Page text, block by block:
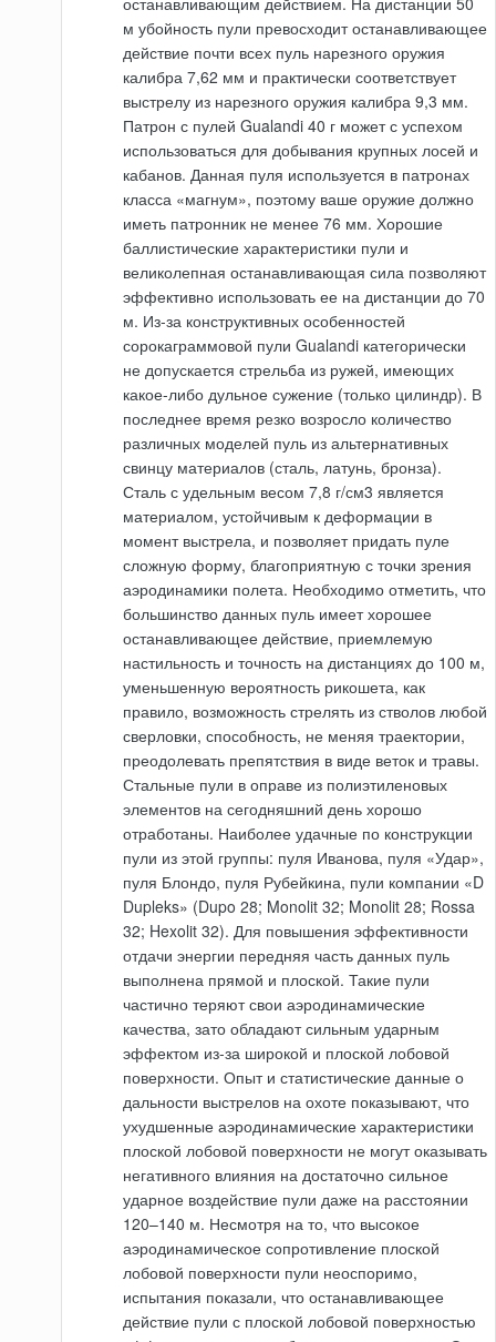
м убойность пули превосходит останавливающее
действие почти всех пуль нарезного оружия
калибра 7,62 мм и практически соответствует
выстрелу из нарезного оружия калибра 9,3 мм.
Патрон с пулей Gualandi 40 г может с успехом
использоваться для добывания крупных лосей и
кабанов. Данная пуля используется в патронах
класса «магнум», поэтому ваше оружие должно
иметь патронник не менее 76 мм. Хорошие
баллистические характеристики пули и
великолепная останавливающая сила позволяют
эффективно использовать ее на дистанции до 70
м. Из-за конструктивных особенностей
сорокаграммовой пули Gualandi категорически
не допускается стрельба из ружей, имеющих
какое-либо дульное сужение (только цилиндр). В
последнее время резко возросло количество
различных моделей пуль из альтернативных
свинцу материалов (сталь, латунь, бронза).
Сталь с удельным весом 7,8 г/см3 является
материалом, устойчивым к деформации в
момент выстрела, и позволяет придать пуле
сложную форму, благоприятную с точки зрения
аэродинамики полета. Необходимо отметить, что
большинство данных пуль имеет хорошее
останавливающее действие, приемлемую
настильность и точность на дистанциях до 100 м,
уменьшенную вероятность рикошета, как
правило, возможность стрелять из стволов любой
сверловки, способность, не меняя траектории,
преодолевать препятствия в виде веток и травы.
Стальные пули в оправе из полиэтиленовых
элементов на сегодняшний день хорошо
отработаны. Наиболее удачные по конструкции
пули из этой группы: пуля Иванова, пуля «Удар»,
пуля Блондо, пуля Рубейкина, пули компании «D
Dupleks» (Dupo 28; Monolit 32; Monolit 28; Rossa
32; Hexolit 32). Для повышения эффективности
отдачи энергии передняя часть данных пуль
выполнена прямой и плоской. Такие пули
частично теряют свои аэродинамические
качества, зато обладают сильным ударным
эффектом из-за широкой и плоской лобовой
поверхности. Опыт и статистические данные о
дальности выстрелов на охоте показывают, что
ухудшенные аэродинамические характеристики
плоской лобовой поверхности не могут оказывать
негативного влияния на достаточно сильное
ударное воздействие пули даже на расстоянии
120–140 м. Несмотря на то, что высокое
аэродинамическое сопротивление плоской
лобовой поверхности пули неоспоримо,
испытания показали, что останавливающее
действие пули с плоской лобовой поверхностью